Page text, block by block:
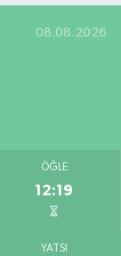
08.08.2026
ÖĞLE
12:19
YATSI